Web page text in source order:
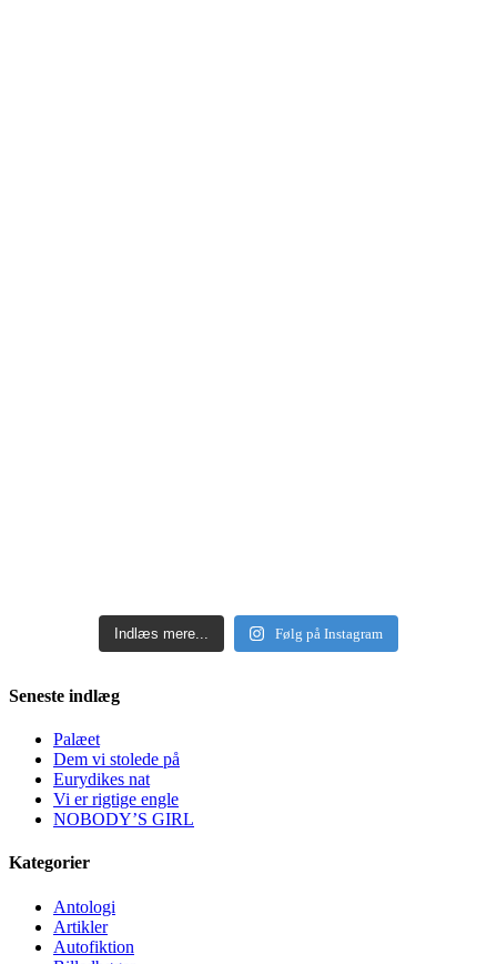
Indlæs mere... Følg på Instagram
Seneste indlæg
Palæet
Dem vi stolede på
Eurydikes nat
Vi er rigtige engle
NOBODY’S GIRL
Kategorier
Antologi
Artikler
Autofiktion